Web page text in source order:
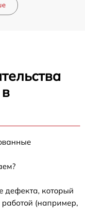
дефекта, который
(например,